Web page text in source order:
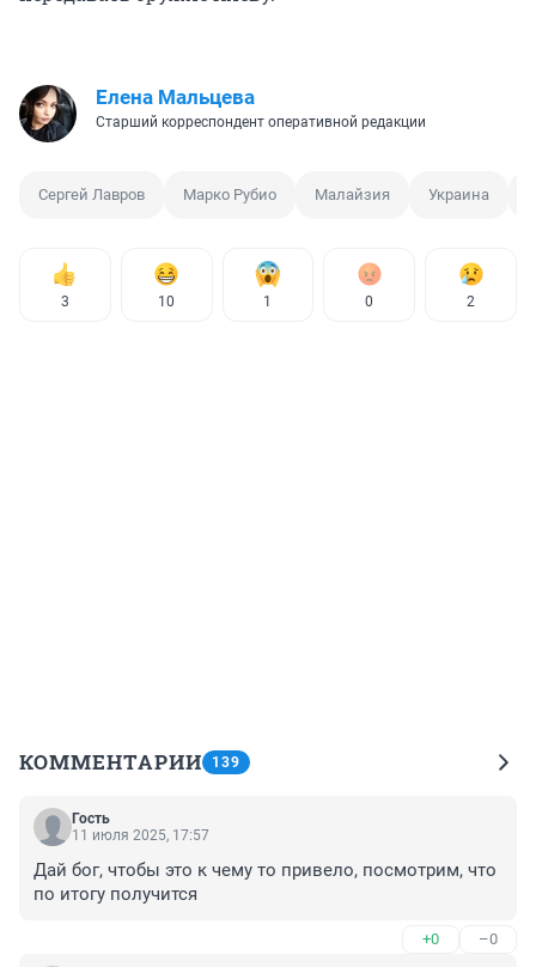
Елена Мальцева
Старший корреспондент оперативной редакции
Сергей Лавров Марко Рубио Малайзия Украина
3 10 1 0 2
КОММЕНТАРИИ 139
Гость
11 июля 2025, 17:57
Дай бог, чтобы это к чему то привело, посмотрим, что
по итогу получится
+0 –0